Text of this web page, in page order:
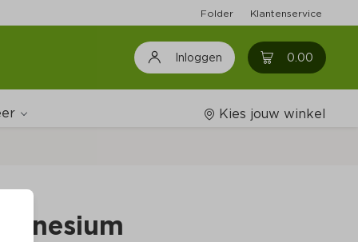
Folder Klantenservice
Inloggen 0.00 0
Kies jouw winkel